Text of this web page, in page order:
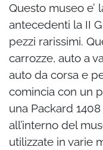
Questo museo e’
antecedenti la II
pezzi rarissimi.
carrozze, auto a
auto da corsa e
comincia con un
una Packard
all’interno del
utilizzate in varie